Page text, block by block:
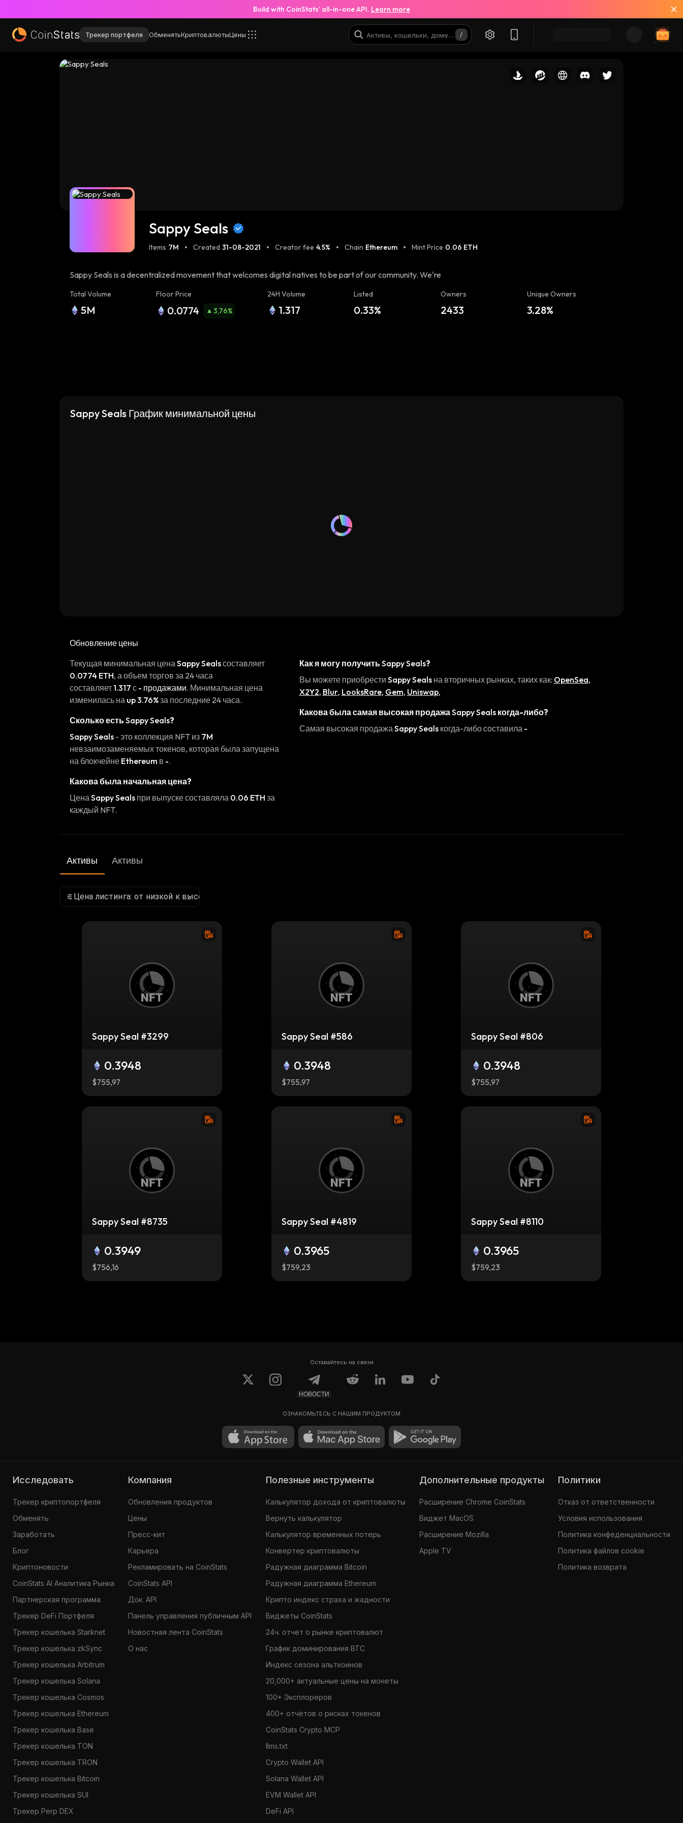
Build with CoinStats’ all-in-one API. Learn more
Трекер портфеля ОбменятьКриптовалютыЦены
Sappy Seals
Items 7M Created 31-08-2021 Creator fee 4.5% Chain Ethereum Mint Price 0.06 ETH
Sappy Seals is a decentralized movement that welcomes digital natives to be part of our community. We're
positive force in the world. Learn more about the seals: https://sappy.lol/ Sappy Collections: [Omnia Pets]
(https://opensea.io/collection/omnia-pets-genesis) | [Digital Artifacts](https://opensea.io/collection/digital-
Total Volume
5M
Floor Price
0.0774 3,76%
24H Volume
1.317
Listed
0.33%
Owners
2433
Unique Owners
3.28%
Sappy Seals График минимальной цены
Обновление цены
Текущая минимальная ценаSappy Sealsсоставляет
0.0774 ETH, а объем торгов за 24 часа
составляет 1.317 с - продажами. Минимальная цена
изменилась на up 3.76%за последние 24 часа.
Сколько естьSappy Seals?
Sappy Seals - это коллекция NFT из 7M
невзаимозаменяемых токенов, которая была запущена
на блокчейне Ethereum в -.
Какова была начальная цена?
ЦенаSappy Seals при выпуске составляла 0.06 ETH за
каждый NFT.
Как я могу получитьSappy Seals?
Вы можете приобрести Sappy Sealsна вторичных рынках, таких как: OpenSea,
X2Y2, Blur, LooksRare, Gem, Uniswap,
Какова была самая высокая продажаSappy Sealsкогда-либо?
Самая высокая продажаSappy Sealsкогда-либо составила -
Активы Активы
Цена листинга: от низкой к высокой
Sappy Seal #3299
0.3948
$755,97
Sappy Seal #586
0.3948
$755,97
Sappy Seal #806
0.3948
$755,97
Sappy Seal #8735
0.3949
$756,16
Sappy Seal #4819
0.3965
$759,23
Sappy Seal #8110
0.3965
$759,23
0.3966
Оставайтесь на связи
НОВОСТИ
ОЗНАКОМЬТЕСЬ С НАШИМ ПРОДУКТОМ
Исследовать
Трекер криптопортфеля
Обменять
Заработать
Блог
Криптоновости
CoinStats AI Аналитика Рынка
Партнерская программа
Трекер DeFi Портфеля
Трекер кошелька Starknet
Трекер кошелька zkSync
Трекер кошелька Arbitrum
Трекер кошелька Solana
Трекер кошелька Cosmos
Трекер кошелька Ethereum
Трекер кошелька Base
Трекер кошелька TON
Трекер кошелька TRON
Трекер кошелька Bitcoin
Трекер кошелька SUI
Трекер Perp DEX
Компания
Обновления продуктов
Цены
Пресс-кит
Карьера
Рекламировать на CoinStats
CoinStats API
Док. API
Панель управления публичным API
Новостная лента CoinStats
О нас
Полезные инструменты
Калькулятор дохода от криптовалюты
Вернуть калькулятор
Калькулятор временных потерь
Конвертер криптовалюты
Радужная диаграмма Bitcoin
Радужная диаграмма Ethereum
Крипто индекс страха и жадности
Виджеты CoinStats
24ч. отчет о рынке криптовалют
График доминирования BTC
Индекс сезона альткоинов
20,000+ актуальные цены на монеты
100+ Эксплореров
400+ отчётов о рисках токенов
CoinStats Crypto MCP
llms.txt
Crypto Wallet API
Solana Wallet API
EVM Wallet API
DeFi API
Дополнительные продукты
Расширение Chrome CoinStats
Виджет MacOS
Расширение Mozilla
Apple TV
Политики
Отказ от ответственности
Условия использования
Политика конфеденциальности
Политика файлов cookie
Политика возврата